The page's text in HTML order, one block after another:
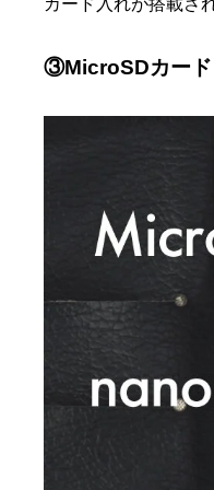
カード入れが搭載さ
③MicroSDカード